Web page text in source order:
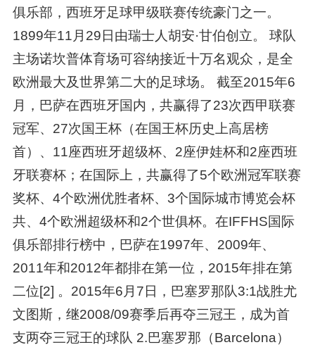
俱乐部，西班牙足球甲级联赛传统豪门之一。
1899年11月29日由瑞士人胡安·甘伯创立。 球队
主场诺坎普体育场可容纳接近十万名观众，是全
欧洲最大及世界第二大的足球场。 截至2015年6
月，巴萨在西班牙国内，共赢得了23次西甲联赛
冠军、27次国王杯（在国王杯历史上高居榜
首）、11座西班牙超级杯、2座伊娃杯和2座西班
牙联赛杯；在国际上，共赢得了5个欧洲冠军联赛
奖杯、4个欧洲优胜者杯、3个国际城市博览会杯
共、4个欧洲超级杯和2个世俱杯。在IFFHS国际
俱乐部排行榜中，巴萨在1997年、2009年、
2011年和2012年都排在第一位，2015年排在第
二位[2] 。2015年6月7日，巴塞罗那队3:1战胜尤
文图斯，继2008/09赛季后再夺三冠王，成为首
支两夺三冠王的球队 2.巴塞罗那（Barcelona）